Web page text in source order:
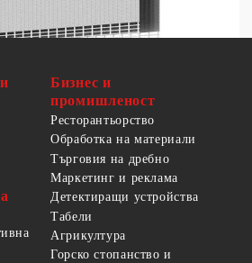
Бизнес и
промишленост
Ресторантьорство
Обработка на материали
Търговия на дребно
Маркетинг и реклама
Детектиращи устройства
Табели
Агрикултура
Горско стопанство и